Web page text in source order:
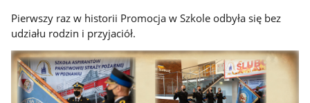
Pierwszy raz w historii Promocja w Szkole odbyła się bez
udziału rodzin i przyjaciół.